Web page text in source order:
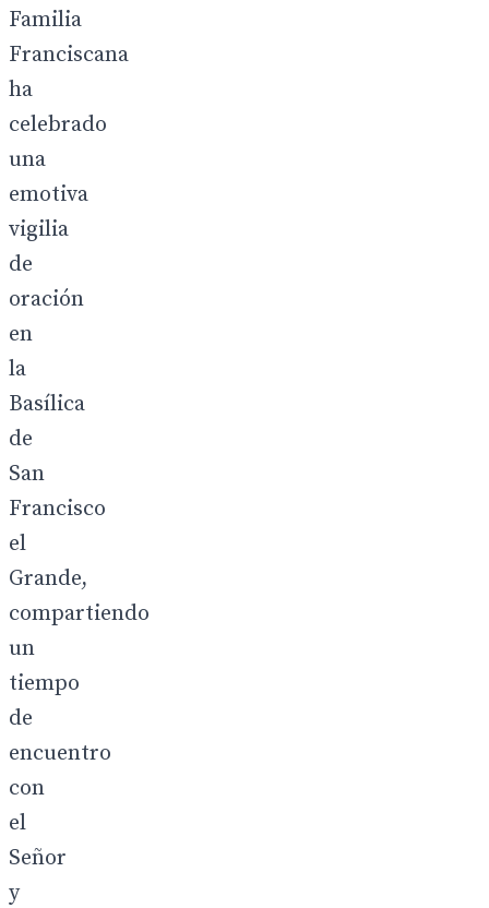
Familia
Franciscana
ha
celebrado
una
emotiva
vigilia
de
oración
en
la
Basílica
de
San
Francisco
el
Grande,
compartiendo
un
tiempo
de
encuentro
con
el
Señor
y